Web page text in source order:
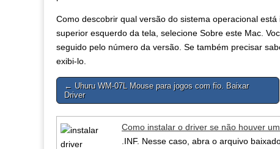
Como descobrir qual versão do sistema operacional
superior esquerdo da tela, selecione Sobre este Mac.
seguido pelo número da versão. Se também precisar
exibi-lo.
Post
navigation
← Uhuru WM-07L Mouse para jogos com fio. Baixar
Driver
Como instalar o driver se não houver
.INF. Nesse caso, abra o arquivo